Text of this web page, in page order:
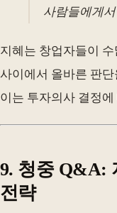
사람들에게
지혜는 창업자들이
사이에서 올바른 판
이는 투자의사 결정
9. 청중 Q&A:
전략